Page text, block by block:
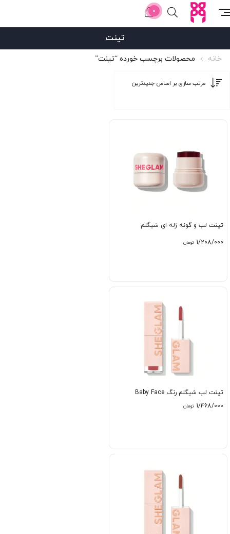
0
تینت
خانه محصولات برچسب خورده “تینت”
تینت لب و گونه ژله ای شیگلم
1/208/000 تومان
تینت لب شیگلم رنگ Baby Face
1/468/000 تومان